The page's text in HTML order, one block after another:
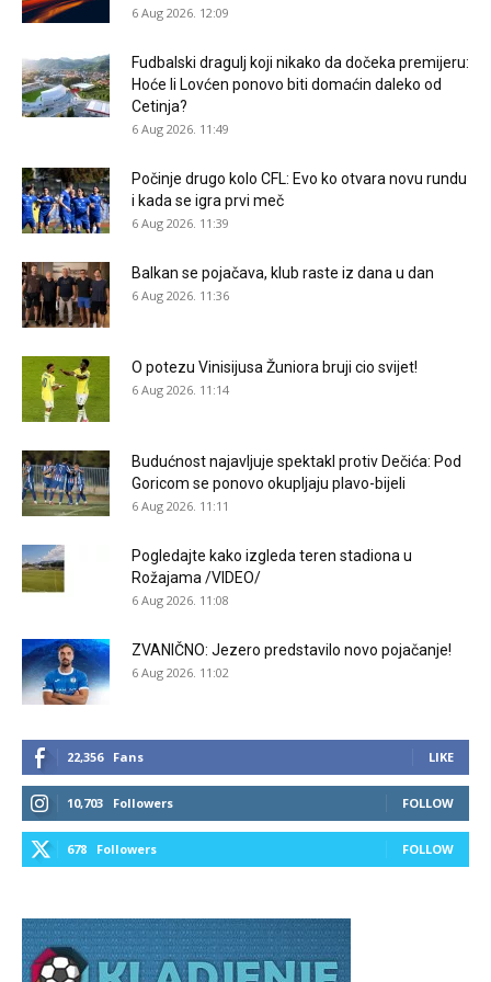
6 Aug 2026. 12:09
Fudbalski dragulj koji nikako da dočeka premijeru:
Hoće li Lovćen ponovo biti domaćin daleko od
Cetinja?
6 Aug 2026. 11:49
Počinje drugo kolo CFL: Evo ko otvara novu rundu
i kada se igra prvi meč
6 Aug 2026. 11:39
Balkan se pojačava, klub raste iz dana u dan
6 Aug 2026. 11:36
O potezu Vinisijusa Žuniora bruji cio svijet!
6 Aug 2026. 11:14
Budućnost najavljuje spektakl protiv Dečića: Pod
Goricom se ponovo okupljaju plavo-bijeli
6 Aug 2026. 11:11
Pogledajte kako izgleda teren stadiona u
Rožajama /VIDEO/
6 Aug 2026. 11:08
ZVANIČNO: Jezero predstavilo novo pojačanje!
6 Aug 2026. 11:02
22,356 Fans LIKE
10,703 Followers FOLLOW
678 Followers FOLLOW